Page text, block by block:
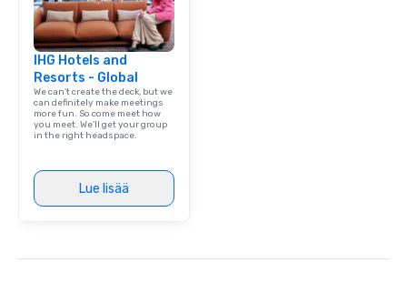
IHG Hotels and
Resorts - Global
We can't create the deck, but we
can definitely make meetings
more fun. So come meet how
you meet. We'll get your group
in the right headspace.
Lue lisää